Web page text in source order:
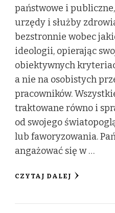
państwowe i publiczne,
urzędy i służby
bezstronnie wobec
ideologii, opierając
obiektywnych
a nie na osobistych
pracowników.
traktowane równo i
od swojego
lub faworyzowania.
angażować się w …
CZYTAJ DALEJ